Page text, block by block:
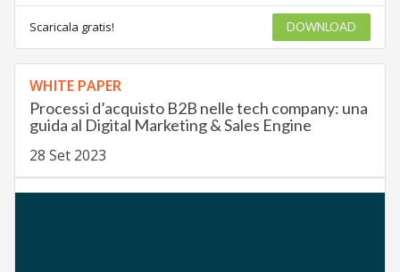
Scaricala gratis! DOWNLOAD
WHITE PAPER
Processi d’acquisto B2B nelle tech company: una
guida al Digital Marketing & Sales Engine
28 Set 2023